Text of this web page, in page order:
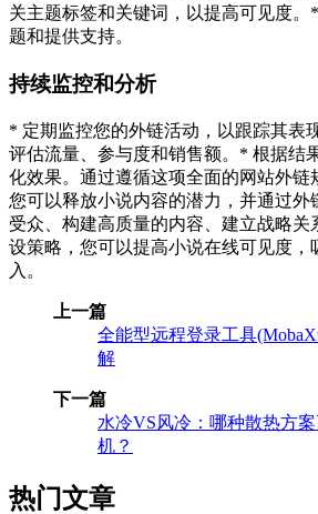
关主题标签和关键词，以提高可见度。
题和提供支持。
持续监控和分析
* 定期监控您的外链活动，以跟踪其表
评估流量、参与度和销售额。* 根据结
化效果。通过遵循这项全面的网站外链
您可以释放小说内容的潜力，并通过外
受众、构建高质量的内容、建立战略关
设策略，您可以提高小说在线可见度，
入。
上一篇
全能型远程登录工具
解
下一篇
水冷VS风冷：哪种散热方
机？
热门文章